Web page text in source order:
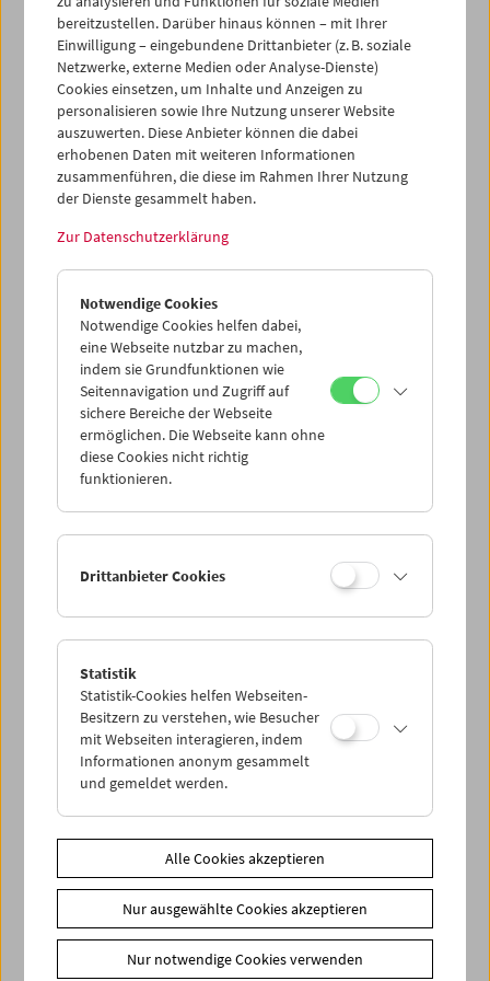
"Cocksucker Blues" von
Robert Frank
17. Jänner 2018
eigensinniges filmisches Gesamtwerk. Aufgrund der
komplizierten Rechtslage umCocksucker Blues
Aufführung des Films erst im Jahr 2018 möglich. Das
Filmmuseum zeigt den Film zum Finale der parallel zur
Retrospektive stattfindenden Fotoausstellung zu Robert
Frank in der Albertina (bis 21.1.2018 ).
Besucher/innen des Filmmuseums erhalten gegen Vorlage
Für die Veranstaltung gibt es ab 20. Dezember 2017 Karten
im Vorverkauf, Restkarten an der Abendkassa (keine
telefonische oder Online-Reservierung)
Zusätzliche Materialien
ProgrammRobert Frank - Okt / Nov 2017
Albertina
Share on
Spielplan
Vorschau Sept / Okt 2026
Regelmäßige Programme
bereitzustellen. Darüber hinaus können – mit Ihrer
Einwilligung – eingebundene Drittanbieter (z. B. soziale
Netzwerke, externe Medien oder Analyse-Dienste)
Cookies einsetzen, um Inhalte und Anzeigen zu
personalisieren sowie Ihre Nutzung unserer Website
auszuwerten. Diese Anbieter können die dabei
erhobenen Daten mit weiteren Informationen
zusammenführen, die diese im Rahmen Ihrer Nutzung
der Dienste gesammelt haben.
Zur Datenschutzerklärung
Notwendige Cookies
Notwendige Cookies helfen dabei,
eine Webseite nutzbar zu machen,
indem sie Grundfunktionen wie
Seitennavigation und Zugriff auf
sichere Bereiche der Webseite
ermöglichen. Die Webseite kann ohne
diese Cookies nicht richtig
funktionieren.
Drittanbieter Cookies
Statistik
Statistik-Cookies helfen Webseiten-
Besitzern zu verstehen, wie Besucher
mit Webseiten interagieren, indem
Informationen anonym gesammelt
und gemeldet werden.
Alle Cookies akzeptieren
Nur ausgewählte Cookies akzeptieren
Nur notwendige Cookies verwenden